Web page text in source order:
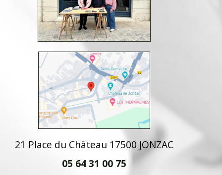
21 Place du Château 17500 JONZAC
05 64 31 00 75